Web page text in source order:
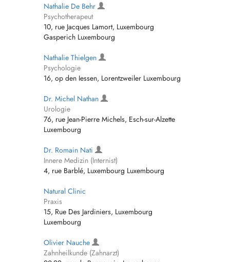
Nathalie De Behr
Psychotherapeut
10, rue Jacques Lamort, Luxembourg
Gasperich Luxembourg
Nathalie Thielgen
Psychologie
16, op den Iessen, Lorentzweiler Luxembourg
Dr. Michel Nathan
Urologie
76, rue Jean-Pierre Michels, Esch-sur-Alzette
Luxembourg
Dr. Romain Nati
Innere Medizin (Internist)
4, rue Barblé, Luxembourg Luxembourg
Natural Clinic
Praxis
15, Rue Des Jardiniers, Luxembourg
Luxembourg
Olivier Nauche
Zahnheilkunde (Zahnarzt)